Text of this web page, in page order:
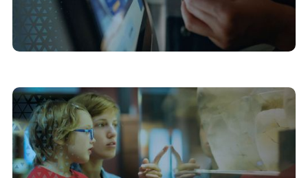
13/7/2026
Estratégias de interatividade para a atração de
público jovem em museus